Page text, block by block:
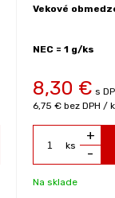
Vekové
NEC = 1 g/ks
8,30 € s
6,75 € bez DPH /
ks
+
-
Na sklade